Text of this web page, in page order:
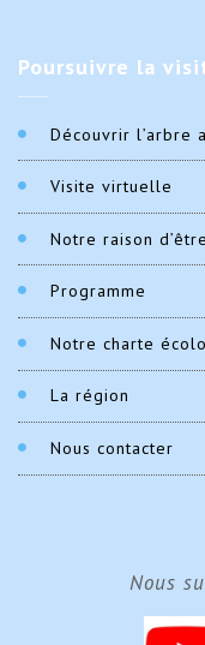
Poursuivre la
Découvrir l’arbre
Visite virtuelle
Notre raison d’être
Programme
Notre charte
La région
Nous contacter
Nous